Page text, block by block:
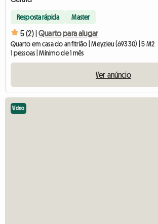
Resposta rápida Master
5 (2) | Quarto para alugar
Quarto em casa do anfitrião | Meyzieu (69330) | 5 M2
1 pessoas | Mínimo de 1 mês
Ver anúncio
Vídeo